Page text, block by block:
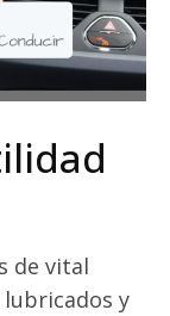
de vital
y